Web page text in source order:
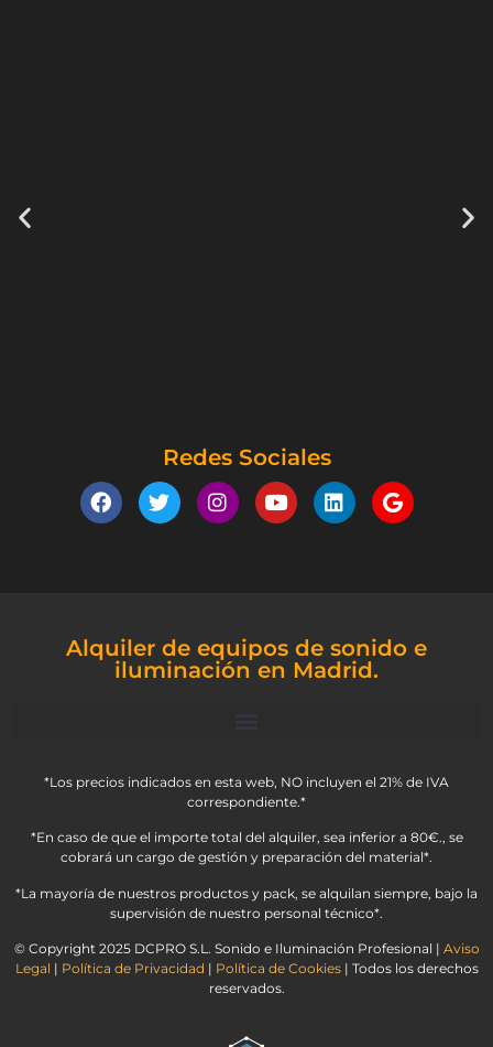
Redes Sociales
Alquiler de equipos de sonido e
iluminación en Madrid.
*Los precios indicados en esta web, NO incluyen el 21% de IVA
correspondiente.*
*En caso de que el importe total del alquiler, sea inferior a 80€., se
cobrará un cargo de gestión y preparación del material*.
*La mayoría de nuestros productos y pack, se alquilan siempre, bajo la
supervisión de nuestro personal técnico*.
© Copyright 2025 DCPRO S.L. Sonido e Iluminación Profesional | Aviso
Legal | Política de Privacidad | Política de Cookies| Todos los derechos
reservados.